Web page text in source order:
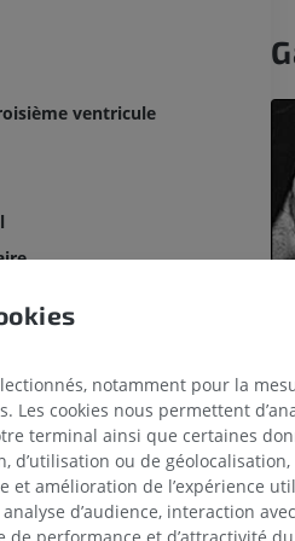
ventricule
[Recessus de l'infundibulum]
CHEVAL
notamment pour la
Les cookies nous permettent
terminal ainsi que certaines
d’utilisation ou de
et amélioration de l’expérience
d’audience, interaction